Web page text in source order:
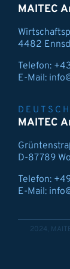
MAITEC
4482
Telefon:
E-Mail:
MAITEC
D-87789
Telefon:
E-Mail:
2024,